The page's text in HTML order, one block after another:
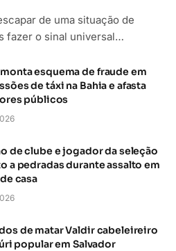
de uma situação de
fazer o sinal universal…
esquema de fraude em
de táxi na Bahia e afasta
públicos
de clube e jogador da seleção
a pedradas durante assalto em
casa
de matar Valdir cabeleireiro
popular em Salvador